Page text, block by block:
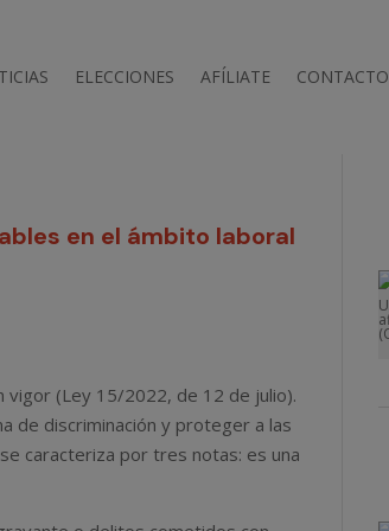
ELECCIONES AFÍLIATE CONTACTO
en el ámbito laboral
vigor (Ley 15/2022, de 12 de julio).
de discriminación y proteger a las
caracteriza por tres notas: es una